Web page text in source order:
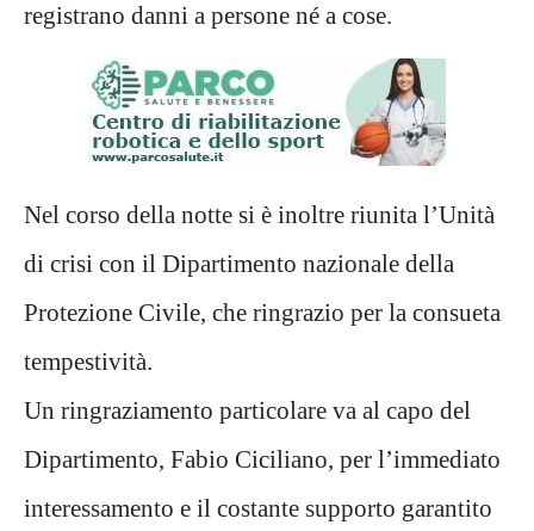
registrano danni a persone né a cose.
Nel corso della notte si è inoltre riunita l’Unità
di crisi con il Dipartimento nazionale della
Protezione Civile, che ringrazio per la consueta
tempestività.
Un ringraziamento particolare va al capo del
Dipartimento, Fabio Ciciliano, per l’immediato
interessamento e il costante supporto garantito